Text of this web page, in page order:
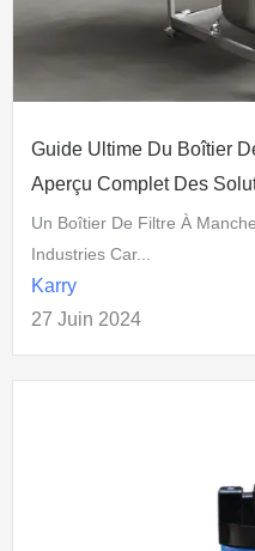
Guide Ultime Du Boîtier
Aperçu Complet Des
Un Boîtier De Filtre À
Industries Car...
Karry
27 Juin 2024